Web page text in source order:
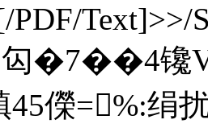
PDF/Text]>>/
匃�7��4
45儝=%: